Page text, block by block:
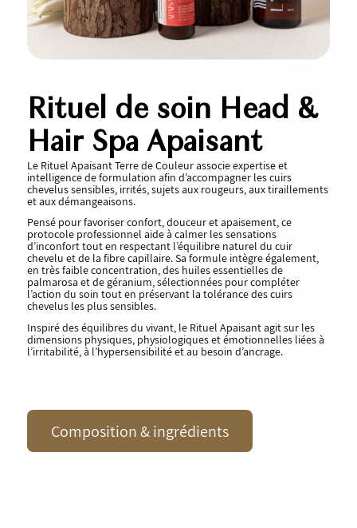
Rituel de soin Head &
Hair Spa Apaisant
Le Rituel Apaisant Terre de Couleur associe expertise et
intelligence de formulation afin d’accompagner les cuirs
chevelus sensibles, irrités, sujets aux rougeurs, aux tiraillements
et aux démangeaisons.
Pensé pour favoriser confort, douceur et apaisement, ce
protocole professionnel aide à calmer les sensations
d’inconfort tout en respectant l’équilibre naturel du cuir
chevelu et de la fibre capillaire. Sa formule intègre également,
en très faible concentration, des huiles essentielles de
palmarosa et de géranium, sélectionnées pour compléter
l’action du soin tout en préservant la tolérance des cuirs
chevelus les plus sensibles.
Inspiré des équilibres du vivant, le Rituel Apaisant agit sur les
dimensions physiques, physiologiques et émotionnelles liées à
l’irritabilité, à l’hypersensibilité et au besoin d’ancrage.
Composition & ingrédients